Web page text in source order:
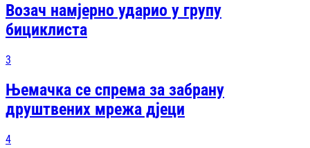
Возач намјерно ударио у групу
бициклиста
3
Њемачка се спрема за забрану
друштвених мрежа дјеци
4